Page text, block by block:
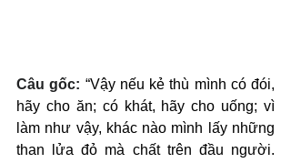
Câu gốc: “Vậy nếu kẻ thù mình có đói,
hãy cho ăn; có khát, hãy cho uống; vì
làm như vậy, khác nào mình lấy những
than lửa đỏ mà chất trên đầu người.